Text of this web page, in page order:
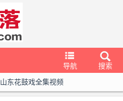
导航
搜索
山东花鼓戏全集视频